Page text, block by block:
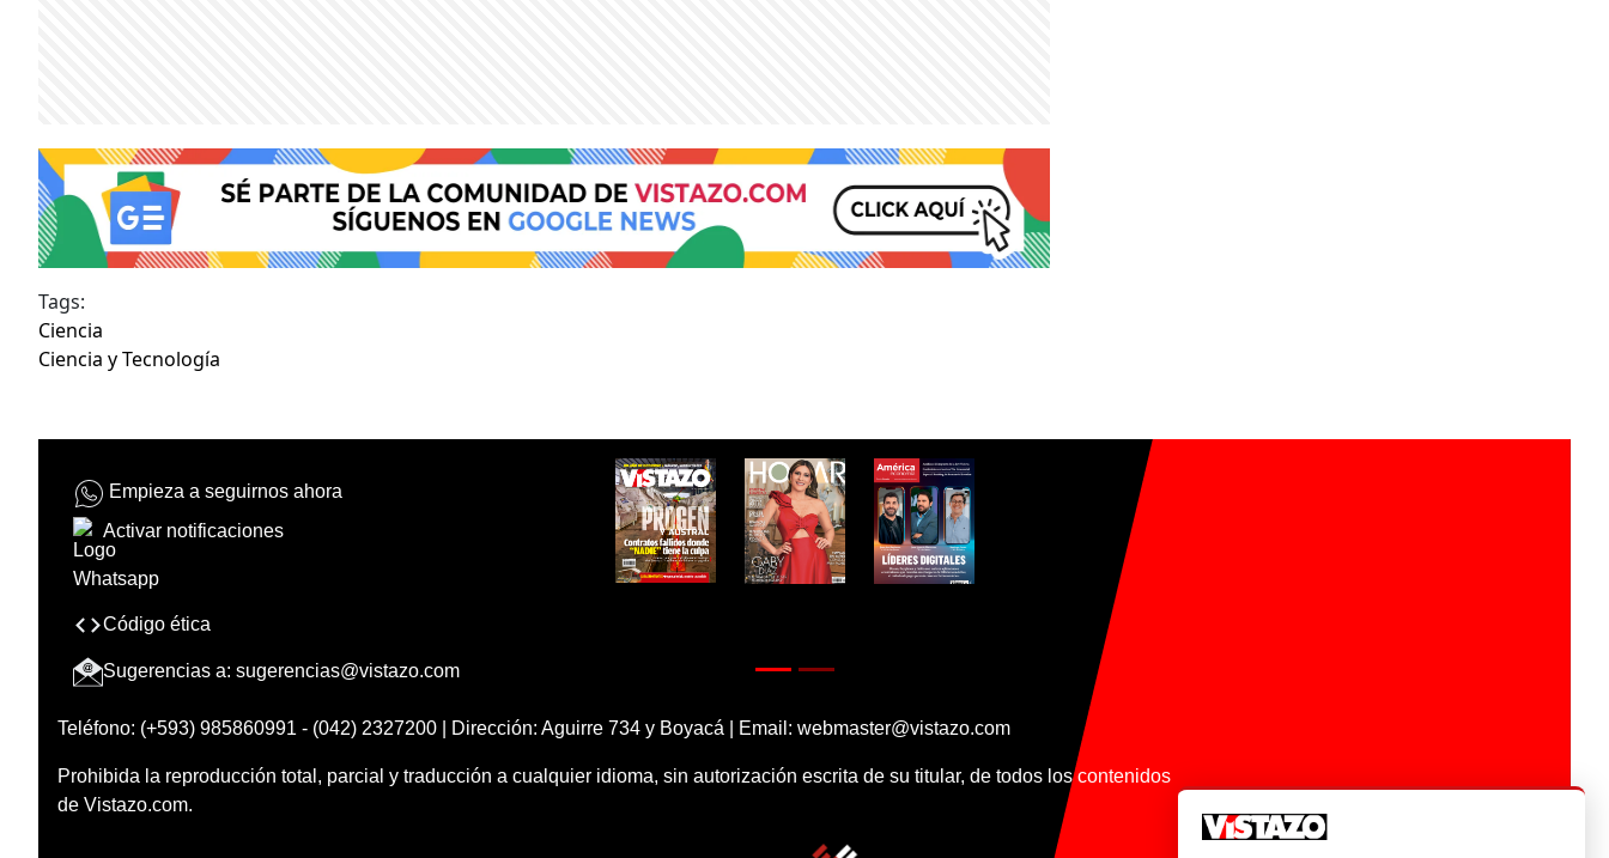
Tags:
Ciencia
Ciencia y Tecnología
Empieza a seguirnos ahora
Activar notificaciones
Código ética
Sugerencias a: sugerencias@vistazo.com
Teléfono: (+593) 985860991 - (042) 2327200 | Dirección: Aguirre 734 y Boyacá | Email: webmaster@vistazo.com
Prohibida la reproducción total, parcial y traducción a cualquier idioma, sin autorización escrita de su titular, de todos los contenidos
de Vistazo.com.